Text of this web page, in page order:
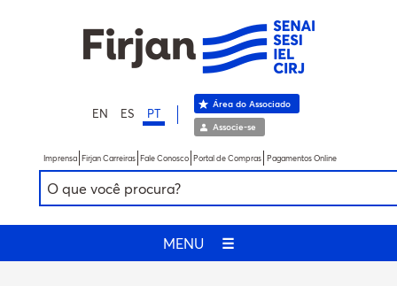
EN ES PT
Área do Associado
Associe-se
Imprensa Firjan Carreiras Fale Conosco Portal de Compras Pagamentos Online
MENU ☰